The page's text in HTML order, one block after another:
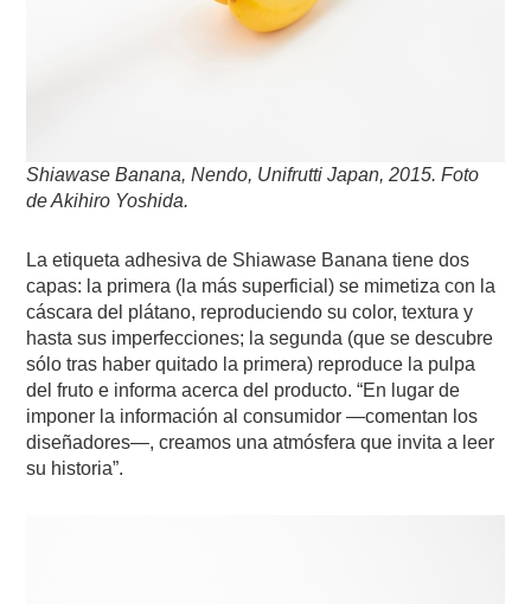
Shiawase Banana, Nendo, Unifrutti Japan, 2015. Foto
de Akihiro Yoshida.
La etiqueta adhesiva de Shiawase Banana tiene dos
capas: la primera (la más superficial) se mimetiza con la
cáscara del plátano, reproduciendo su color, textura y
hasta sus imperfecciones; la segunda (que se descubre
sólo tras haber quitado la primera) reproduce la pulpa
del fruto e informa acerca del producto. “En lugar de
imponer la información al consumidor —comentan los
diseñadores—, creamos una atmósfera que invita a leer
su historia”.